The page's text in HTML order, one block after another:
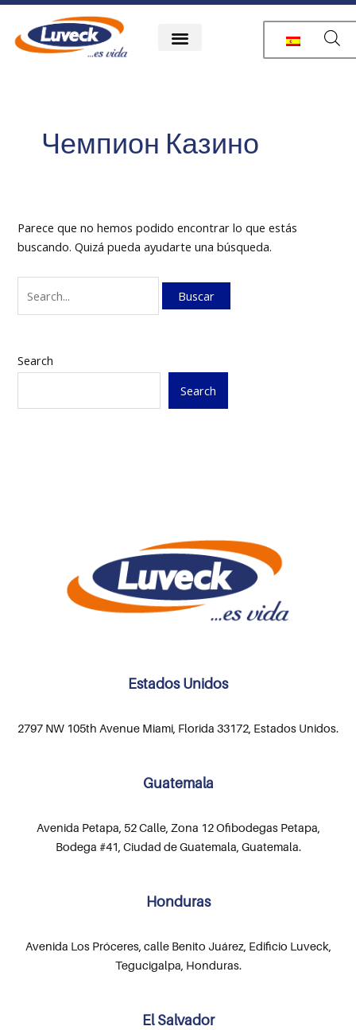
Ir
contenido
Чемпион Казино
Parece que no hemos podido encontrar lo que estás
buscando. Quizá pueda ayudarte una búsqueda.
Buscar
por:
Search
Search
Estados Unidos
2797 NW 105th Avenue Miami, Florida 33172, Estados Unidos.
Guatemala
Avenida Petapa, 52 Calle, Zona 12 Ofibodegas Petapa,
Bodega #41, Ciudad de Guatemala, Guatemala.
Honduras
Avenida Los Próceres, calle Benito Juárez, Edificio Luveck,
Tegucigalpa, Honduras.
El Salvador